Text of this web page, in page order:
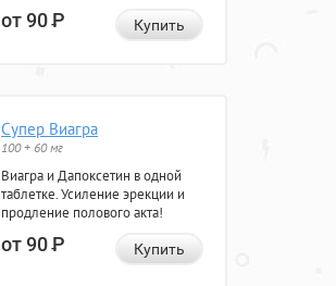
от 90Р Купить
Супер Виагра
100 + 60 мг
Виагра и Дапоксетин в одной
таблетке. Усиление эрекции и
продление полового акта!
от 90Р Купить